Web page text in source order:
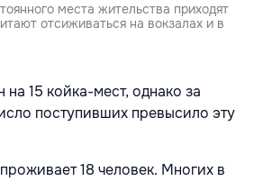
места жительства приходят
отсиживаться на вокзалах и в
15 койка-мест, однако за
поступивших превысило эту
18 человек. Многих в